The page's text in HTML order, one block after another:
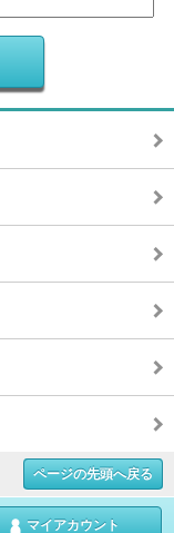
ページの先頭へ戻る
マイアカウント